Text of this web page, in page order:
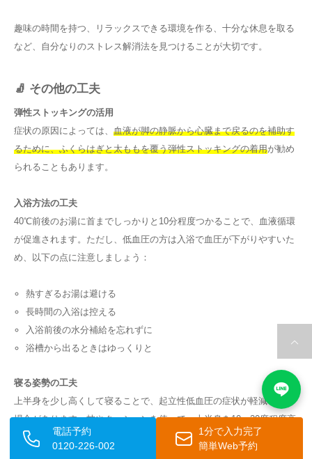
趣味の時間を持つ、リラックスできる環境を作る、十分な休息を取る
など、自分なりのストレス解消法を見つけることが大切です。
🧦 その他の工夫
弾性ストッキングの活用
症状の原因によっては、 血液が脚の静脈から心臓まで戻るのを補助す
るために、ふくらはぎと太ももを覆う弾性ストッキングの着用が勧め
られることもあります。
入浴方法の工夫
40℃前後のお湯に首までしっかりと10分程度つかることで、血液循環
が促進されます。ただし、低血圧の方は入浴で血圧が下がりやすいた
め、以下の点に注意しましょう：
熱すぎるお湯は避ける
長時間の入浴は控える
入浴前後の水分補給を忘れずに
浴槽から出るときはゆっくりと
寝る姿勢の工夫
上半身を少し高くして寝ることで、起立性低血圧の症状が軽減される
場合があります。枕やクッションを使って、上半身を10〜20度程度高
くする工夫をしてみましょう。
電話予約
0120-226-002
1分で入力完了
簡単Web予約